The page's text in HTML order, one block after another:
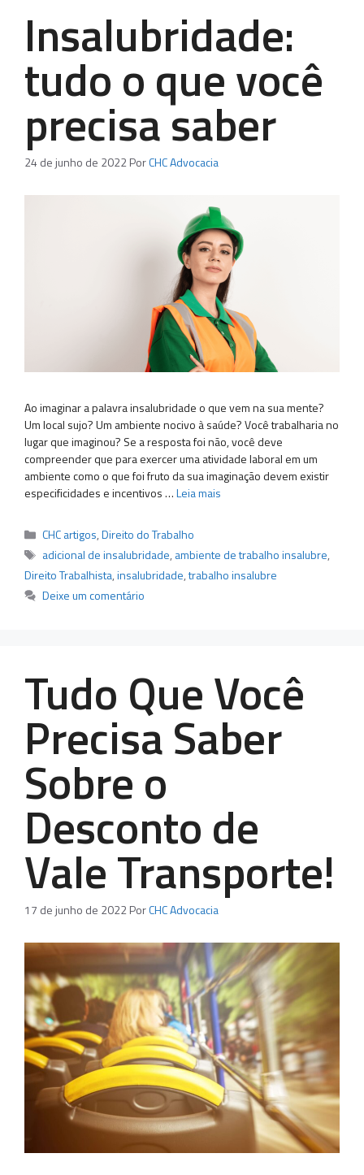
Insalubridade:
tudo o que você
precisa saber
24 de junho de 2022PorCHC Advocacia
Ao imaginar a palavra insalubridade o que vem na sua mente?
Um local sujo? Um ambiente nocivo à saúde? Você trabalharia no
lugar que imaginou? Se a resposta foi não, você deve
compreender que para exercer uma atividade laboral em um
ambiente como o que foi fruto da sua imaginação devem existir
especificidades e incentivos …Leia mais
Categorias
CHC artigos,Direito do Trabalho
Tags
adicional de insalubridade, ambiente de trabalho insalubre,
Direito Trabalhista,insalubridade,trabalho insalubre
Deixe um comentário
Tudo Que Você
Precisa Saber
Sobre o
Desconto de
Vale Transporte!
17 de junho de 2022PorCHC Advocacia